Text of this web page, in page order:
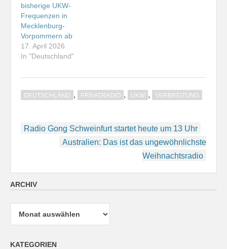
bisherige UKW-
Frequenzen in
Mecklenburg-
Vorpommern ab
17. April 2026
In "Deutschland"
DEUTSCHLAND , PRIVATRADIO , UKW , VERBREITUNG
Beitragsnavigation
Radio Gong Schweinfurt startet heute um 13 Uhr
Australien: Das ist das ungewöhnlichste
Weihnachtsradio
ARCHIV
Archiv
KATEGORIEN